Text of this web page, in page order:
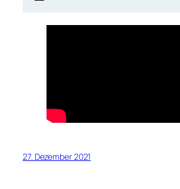
27. Dezember 2021